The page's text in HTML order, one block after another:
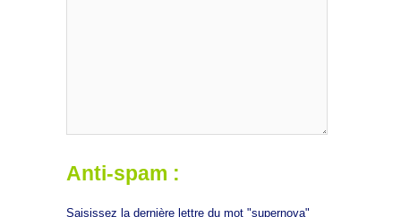
Anti-spam :
Saisissez la dernière lettre du mot "supernova"